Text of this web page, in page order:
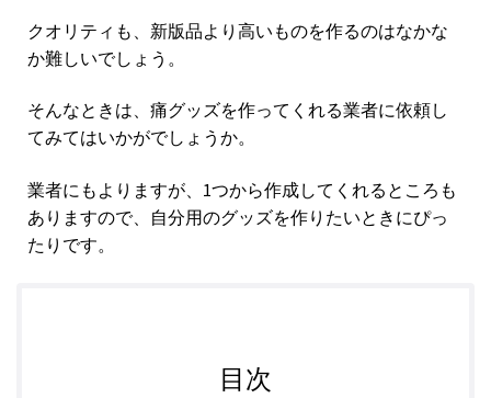
クオリティも、新版品より高いものを作るのはなかな
か難しいでしょう。
そんなときは、痛グッズを作ってくれる業者に依頼し
てみてはいかがでしょうか。
業者にもよりますが、1つから作成してくれるところも
ありますので、自分用のグッズを作りたいときにぴっ
たりです。
目次